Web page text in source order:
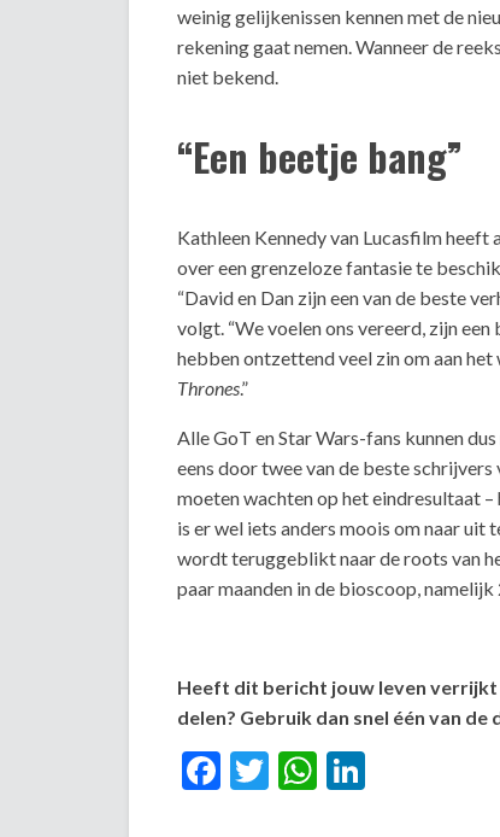
weinig gelijkenissen kennen met de
rekening gaat nemen. Wanneer de
niet bekend.
“Een beetje bang”
Kathleen Kennedy van Lucasfilm
over een grenzeloze fantasie te
“David en Dan zijn een van de beste
volgt. “We voelen ons vereerd, zijn
hebben ontzettend veel zin om aan
Thrones.”
Alle GoT en Star Wars-fans kunnen
eens door twee van de beste
moeten wachten op het eindresultaat
is er wel iets anders moois om naar uit
wordt teruggeblikt naar de roots van
paar maanden in de bioscoop,
Heeft dit bericht jouw leven verrijkt
delen? Gebruik dan snel één van
Facebook
TwitterWhatsApp